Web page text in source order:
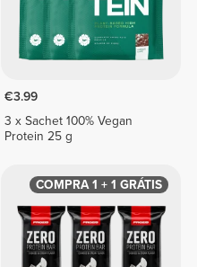
€3.99
3 x Sachet 100% Vegan
Protein 25 g
COMPRA 1 + 1 GRÁTIS